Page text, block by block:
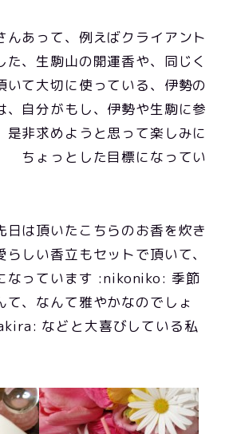
んあって、例えばクライアント
た、生駒山の開運香や、同じく
いて大切に使っている、伊勢の
自分がもし、伊勢や生駒に参
是非求めようと思って楽しみに
ちょっとした目標になってい
日は頂いたこちらのお香を炊き
しい香立もセットで頂いて、
なっています :nikoniko: 季節
て、なんて雅やかなのでしょ
などと大喜びしている私